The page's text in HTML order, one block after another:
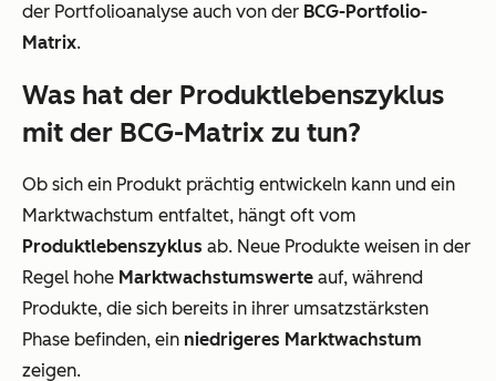
der Portfolioanalyse auch von der BCG-Portfolio-
Matrix.
Was hat der Produktlebenszyklus
mit der BCG-Matrix zu tun?
Ob sich ein Produkt prächtig entwickeln kann und ein
Marktwachstum entfaltet, hängt oft vom
Produktlebenszyklus ab. Neue Produkte weisen in der
Regel hohe Marktwachstumswerte auf, während
Produkte, die sich bereits in ihrer umsatzstärksten
Phase befinden, ein niedrigeres Marktwachstum
zeigen.